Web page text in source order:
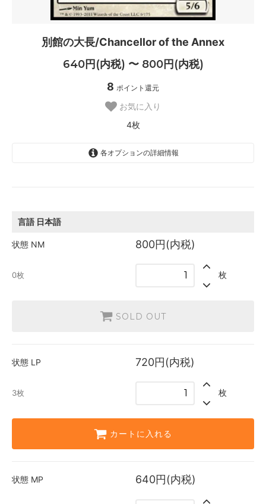
別館の大長/Chancellor of the Annex
640円(内税) 〜 800円(内税)
8 ポイント還元
お気に入り
4枚
各オプションの詳細情報
英語
800円(内税)
SOLD OUT
言語 日本語
状態 NM 800円(内税)
0枚 枚
SOLD OUT
状態 LP 720円(内税)
3枚 枚
カートに入れる
状態 MP 640円(内税)